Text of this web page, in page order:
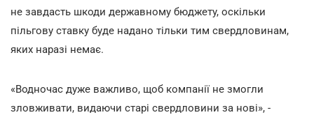
не завдасть шкоди державному бюджету, оскільки
пільгову ставку буде надано тільки тим свердловинам,
яких наразі немає.
«Водночас дуже важливо, щоб компанії не змогли
зловживати, видаючи старі свердловини за нові», -